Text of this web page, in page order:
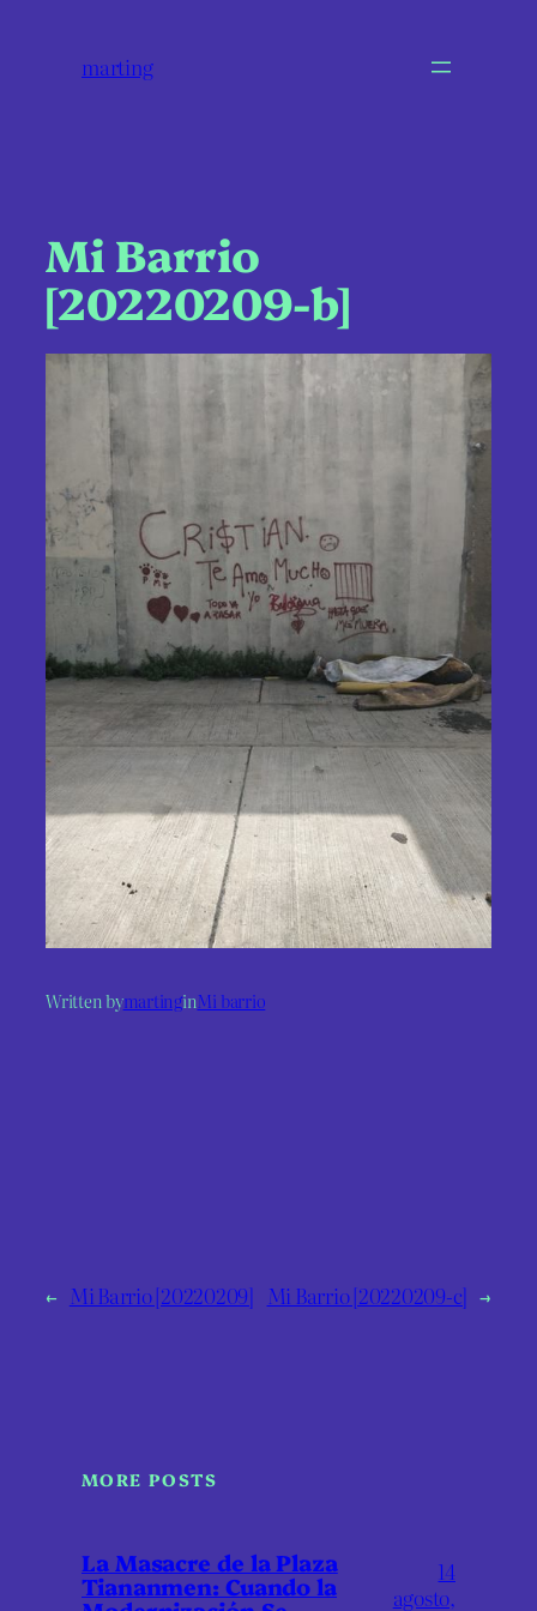
marting
Mi Barrio
[20220209-b]
Written bymartinginMi barrio
← Mi Barrio [20220209] Mi Barrio [20220209-c] →
MORE POSTS
La Masacre de la Plaza
Tiananmen: Cuando la
14
agosto,